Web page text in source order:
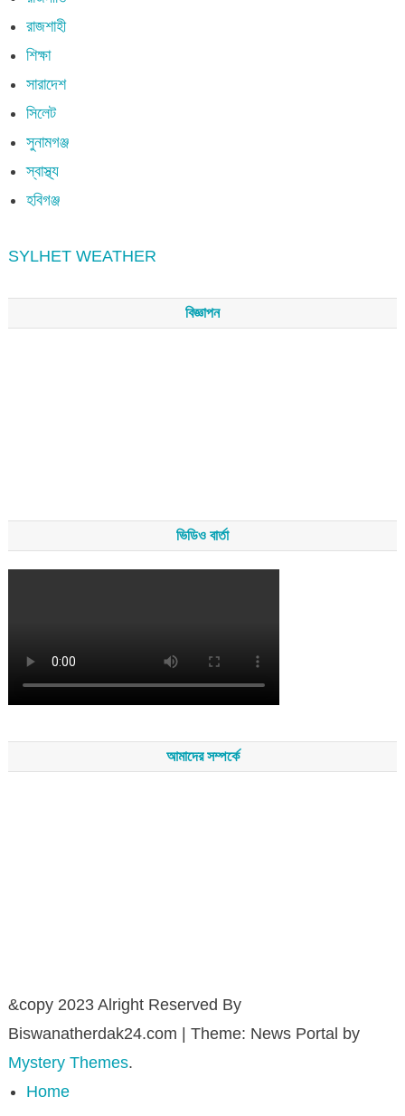
রাজশাহী
শিক্ষা
সারাদেশ
সিলেট
সুনামগঞ্জ
স্বাস্থ্য
হবিগঞ্জ
SYLHET WEATHER
বিজ্ঞাপন
ভিডিও বার্তা
আমাদের সম্পর্কে
&copy 2023 Alright Reserved By
Biswanatherdak24.com | Theme: News Portal by
Mystery Themes.
Home